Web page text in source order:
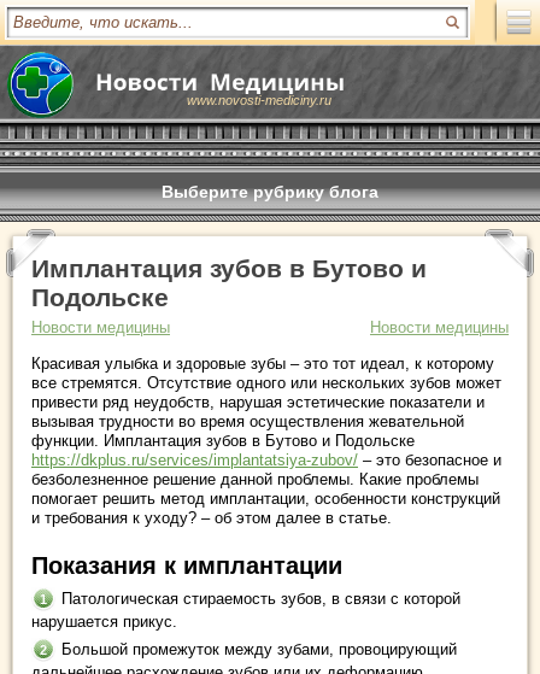
www.novosti-mediciny.ru
Выберите рубрику блога
Имплантация зубов в Бутово и
Подольске
Новости медицины
Новости медицины
Красивая улыбка и здоровые зубы – это тот идеал, к которому
все стремятся. Отсутствие одного или нескольких зубов может
привести ряд неудобств, нарушая эстетические показатели и
вызывая трудности во время осуществления жевательной
функции. Имплантация зубов в Бутово и Подольске
https://dkplus.ru/services/implantatsiya-zubov/ – это безопасное и
безболезненное решение данной проблемы. Какие проблемы
помогает решить метод имплантации, особенности конструкций
и требования к уходу? – об этом далее в статье.
Показания к имплантации
Патологическая стираемость зубов, в связи с которой
нарушается прикус.
Большой промежуток между зубами, провоцирующий